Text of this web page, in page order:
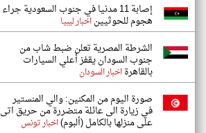
إصابة 11 مدنيا في جنوب السعودية جراء
هجوم للحوثييناخبار ليبيا
الشرطة المصرية تعلن ضبط شاب من
جنوب السودان يقفز أعلي السيارات
بالقاهرةاخبار السودان
صورة اليوم من المكنين: والي المنستير
في زيارة الى عائلة متضررة من حريق اتى
على منزلها بالكامل (ألبوم)اخبار تونس